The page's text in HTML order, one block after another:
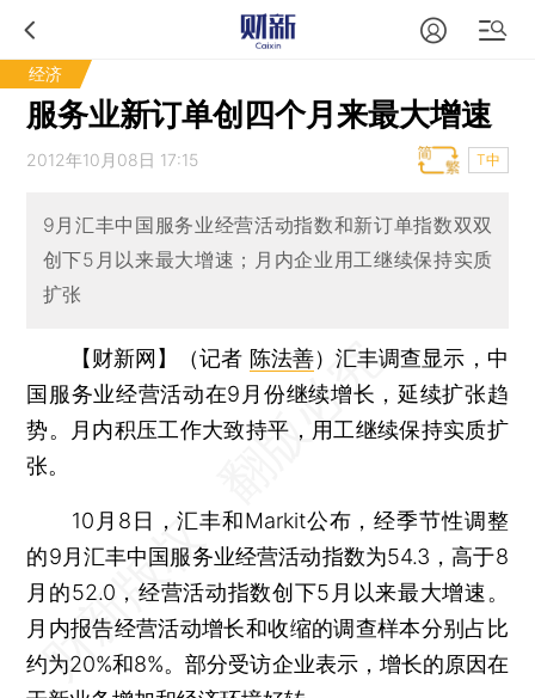
经济
服务业新订单创四个月来最大增速
2012年10月08日 17:15 T中
9月汇丰中国服务业经营活动指数和新订单指数双双
创下5月以来最大增速；月内企业用工继续保持实质
扩张
【财新网】（记者 陈法善） 汇丰调查显示，中
国服务业经营活动在9月份继续增长，延续扩张趋
势。月内积压工作大致持平，用工继续保持实质扩
张。
10月8日，汇丰和Markit公布，经季节性调整
的9月汇丰中国服务业经营活动指数为54.3，高于8
月的52.0，经营活动指数创下5月以来最大增速。
月内报告经营活动增长和收缩的调查样本分别占比
约为20%和8%。部分受访企业表示，增长的原因在